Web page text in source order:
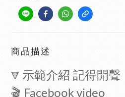
商品描述
🔻 示範介紹 記得開聲
🎬 Facebook video